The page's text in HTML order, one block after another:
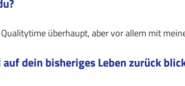
überhaupt, aber vor allem mit
dein bisheriges Leben zurück